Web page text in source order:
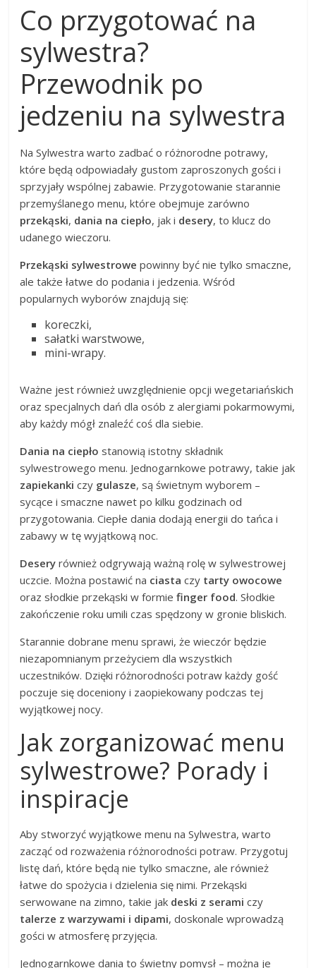
Co przygotować na
sylwestra?
Przewodnik po
jedzeniu na sylwestra
Na Sylwestra warto zadbać o różnorodne potrawy,
które będą odpowiadały gustom zaproszonych gości i
sprzyjały wspólnej zabawie. Przygotowanie starannie
przemyślanego menu, które obejmuje zarówno
przekąski, dania na ciepło, jak i desery, to klucz do
udanego wieczoru.
Przekąski sylwestrowe powinny być nie tylko smaczne,
ale także łatwe do podania i jedzenia. Wśród
popularnych wyborów znajdują się:
koreczki,
sałatki warstwowe,
mini-wrapy.
Ważne jest również uwzględnienie opcji wegetariańskich
oraz specjalnych dań dla osób z alergiami pokarmowymi,
aby każdy mógł znaleźć coś dla siebie.
Dania na ciepło stanowią istotny składnik
sylwestrowego menu. Jednogarnkowe potrawy, takie jak
zapiekanki czy gulasze, są świetnym wyborem –
sycące i smaczne nawet po kilku godzinach od
przygotowania. Ciepłe dania dodają energii do tańca i
zabawy w tę wyjątkową noc.
Desery również odgrywają ważną rolę w sylwestrowej
uczcie. Można postawić na ciasta czy tarty owocowe
oraz słodkie przekąski w formiefinger food. Słodkie
zakończenie roku umili czas spędzony w gronie bliskich.
Starannie dobrane menu sprawi, że wieczór będzie
niezapomnianym przeżyciem dla wszystkich
uczestników. Dzięki różnorodności potraw każdy gość
poczuje się doceniony i zaopiekowany podczas tej
wyjątkowej nocy.
Jak zorganizować menu
sylwestrowe? Porady i
inspiracje
Aby stworzyć wyjątkowe menu na Sylwestra, warto
zacząć od rozważenia różnorodności potraw. Przygotuj
listę dań, które będą nie tylko smaczne, ale również
łatwe do spożycia i dzielenia się nimi. Przekąski
serwowane na zimno, takie jak deski z serami czy
talerze z warzywami i dipami, doskonale wprowadzą
gości w atmosferę przyjęcia.
Jednogarnkowe dania to świetny pomysł – można je